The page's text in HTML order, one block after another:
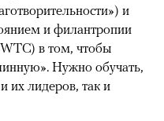
и
и филантропии
в том, чтобы
Нужно обучать,
их лидеров, так и